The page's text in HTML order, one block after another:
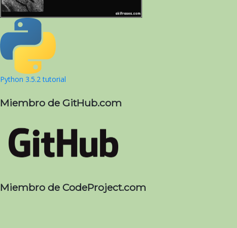
Python 3.5.2 tutorial
Miembro de GitHub.com
Miembro de CodeProject.com